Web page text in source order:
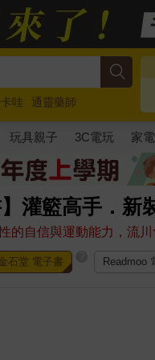
哇
通靈藥師
玩具親子 3C電玩 家電
】灌籃高手．新
的自信與運動能力，流
石堂 電子書 Readmoo